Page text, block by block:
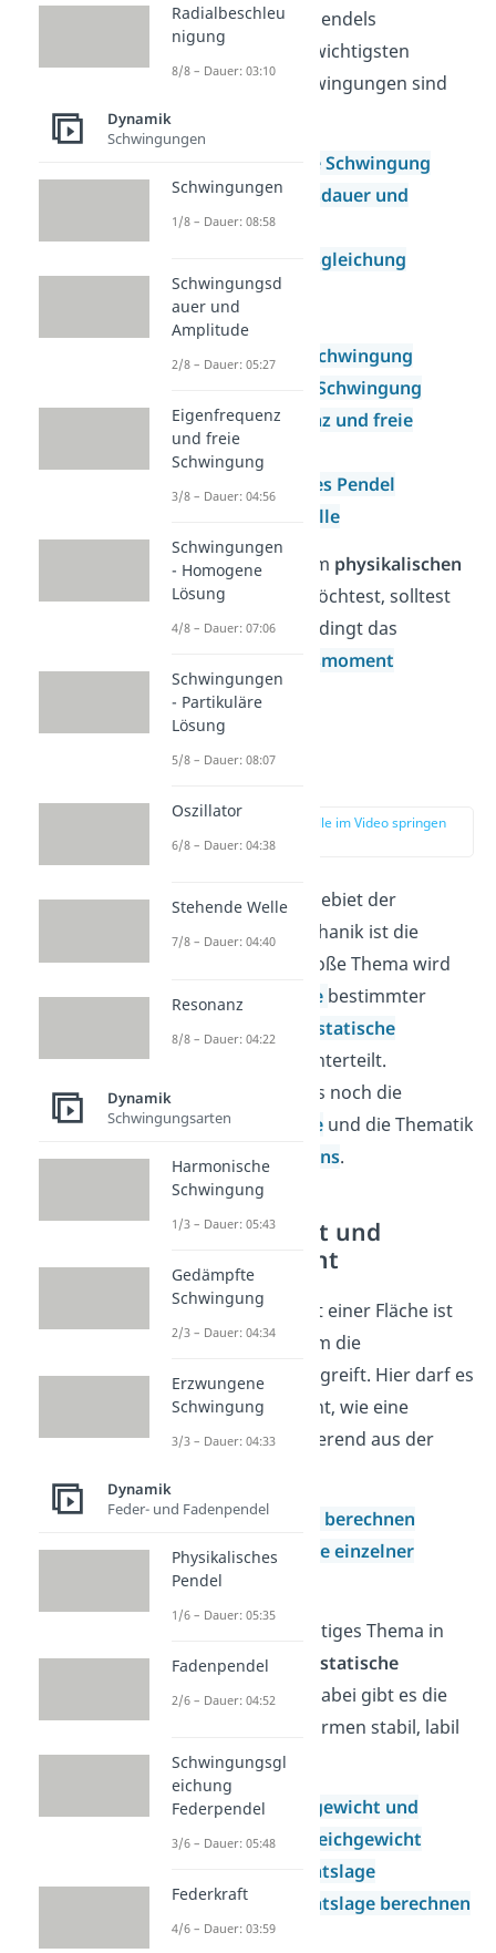
Ausschläge des Pendels
bestimmen. Die wichtigsten
Themen der Schwingungen sind
Harmonische Schwingung
Schwingungsdauer und
Amplitude
Schwingungsgleichung
Federpendel
Oszillator
Gedämpfte Schwingung
Erzwungene Schwingung
Eigenfrequenz und freie
Schwingung
Physikalisches Pendel
Stehende Welle
Falls du mehr zum physikalischen
Pendel
wissen möchtest, solltest
du dir auch unbedingt das
Massenträgheitsmoment
anschauen.
zur Stelle im Video springen
(02:02)
Ein weiteres Teilgebiet der
technischen Mechanik ist die
. Dieses große Thema wird
inSchwerpunkte bestimmter
Flächen und das
statische
unterteilt.
Außerdem gibt es noch die
statischen Kräfteund die Thematik
des
Freischneidens.
Schwerpunkt und
Gleichgewicht
Der Schwerpunkt einer Fläche ist
der Punkt, an dem die
Gewichtskraft angreift. Hier darf es
aber kein Moment, wie eine
Dehnung, resultierend aus der
Schwerpunkt berechnen
Schwerpunkte einzelner
Flächen
Ein weiteres wichtiges Thema in
der Statik ist das statische
Gleichgewicht
. Dabei gibt es die
Gleichgewichtsformen stabil, labil
und indifferent.
Kräftegleichgewicht und
Momentengleichgewicht
Gleichgewichtslage
Gleichgewichtslage berechnen
Radialbeschleu
nigung
8/8 – Dauer: 03:10
Dynamik
Schwingungen
Schwingungen
1/8 – Dauer: 08:58
Schwingungsd
auer und
Amplitude
2/8 – Dauer: 05:27
Eigenfrequenz
und freie
Schwingung
3/8 – Dauer: 04:56
Schwingungen
- Homogene
Lösung
4/8 – Dauer: 07:06
Schwingungen
- Partikuläre
Lösung
5/8 – Dauer: 08:07
Oszillator
6/8 – Dauer: 04:38
Stehende Welle
7/8 – Dauer: 04:40
Resonanz
8/8 – Dauer: 04:22
Dynamik
Schwingungsarten
Harmonische
Schwingung
1/3 – Dauer: 05:43
Gedämpfte
Schwingung
2/3 – Dauer: 04:34
Erzwungene
Schwingung
3/3 – Dauer: 04:33
Dynamik
Feder- und Fadenpendel
Physikalisches
Pendel
1/6 – Dauer: 05:35
Fadenpendel
2/6 – Dauer: 04:52
Schwingungsgl
eichung
Federpendel
3/6 – Dauer: 05:48
Federkraft
4/6 – Dauer: 03:59